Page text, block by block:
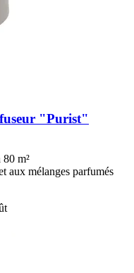
"Purist"
80 m²
aux mélanges parfumés